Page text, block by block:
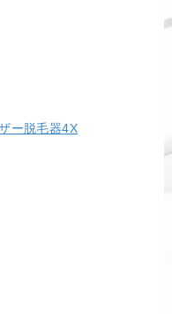
ー脱毛器4X